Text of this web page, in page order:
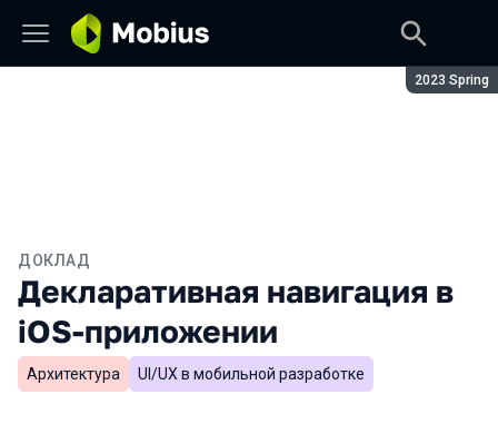
Сезон:
2023 Spring
ДОКЛАД
Декларативная навигация в
iOS-приложении
Архитектура UI/UX в мобильной разработке